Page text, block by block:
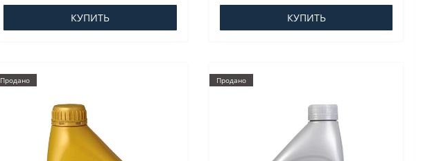
КУПИТЬ КУПИТЬ
Продано Продано